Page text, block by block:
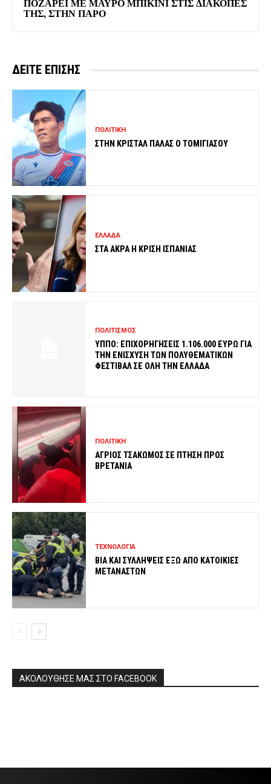
ΤΗΣ, ΣΤΗΝ ΠΑΡΟ
ΔΕΙΤΕ ΕΠΙΣΗΣ
ΠΟΛΙΤΙΚΗ
ΣΤΗΝ ΚΡΙΣΤΑΛ ΠΑΛΑΣ Ο ΤΟΜΙΓΙΑΣΟΥ
ΕΛΛΑΔΑ
ΣΤΑ ΑΚΡΑ Η ΚΡΙΣΗ ΙΣΠΑΝΙΑΣ
ΠΟΛΙΤΙΣΜΟΣ
ΥΠΠΟ: ΕΠΙΧΟΡΗΓΗΣΕΙΣ 1.106.000 ΕΥΡΩ ΓΙΑ
ΤΗΝ ΕΝΙΣΧΥΣΗ ΤΩΝ ΠΟΛΥΘΕΜΑΤΙΚΩΝ
ΦΕΣΤΙΒΑΛ ΣΕ ΟΛΗ ΤΗΝ ΕΛΛΑΔΑ
ΠΟΛΙΤΙΚΗ
ΑΓΡΙΟΣ ΤΣΑΚΩΜΟΣ ΣΕ ΠΤΗΣΗ ΠΡΟΣ
ΒΡΕΤΑΝΙΑ
ΤΕΧΝΟΛΟΓΙΑ
ΒΙΑ ΚΑΙ ΣΥΛΛΗΨΕΙΣ ΕΞΩ ΑΠΟ ΚΑΤΟΙΚΙΕΣ
ΜΕΤΑΝΑΣΤΩΝ
ΑΚΟΛΟΥΘΗΣΕ ΜΑΣ ΣΤΟ FACEBOOK